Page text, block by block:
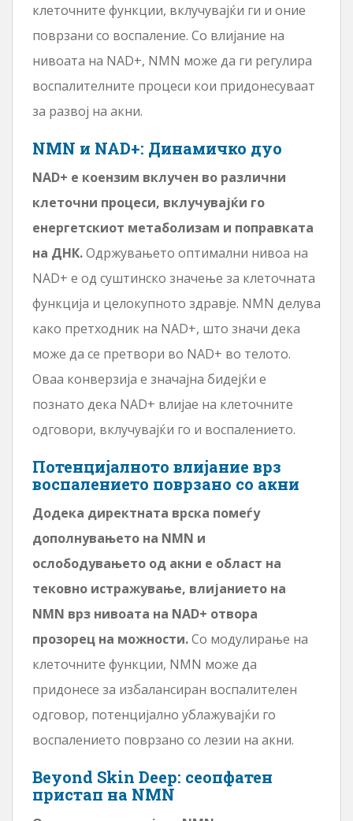
клеточните функции, вклучувајќи ги и оние
поврзани со воспаление. Со влијание на
нивоата на NAD+, NMN може да ги регулира
воспалителните процеси кои придонесуваат
за развој на акни.
NMN и NAD+: Динамичко дуо
NAD+ е коензим вклучен во различни
клеточни процеси, вклучувајќи го
енергетскиот метаболизам и поправката
на ДНК.Одржувањето оптимални нивоа на
NAD+ е од суштинско значење за клеточната
функција и целокупното здравје. NMN делува
како претходник на NAD+, што значи дека
може да се претвори во NAD+ во телото.
Оваа конверзија е значајна бидејќи е
познато дека NAD+ влијае на клеточните
одговори, вклучувајќи го и воспалението.
Потенцијалното влијание врз
воспалението поврзано со акни
Додека директната врска помеѓу
дополнувањето на NMN и
ослободувањето од акни е област на
тековно истражување, влијанието на
NMN врз нивоата на NAD+ отвора
прозорец на можности.Со модулирање на
клеточните функции, NMN може да
придонесе за избалансиран воспалителен
одговор, потенцијално ублажувајќи го
воспалението поврзано со лезии на акни.
Beyond Skin Deep: сеопфатен
пристап на NMN